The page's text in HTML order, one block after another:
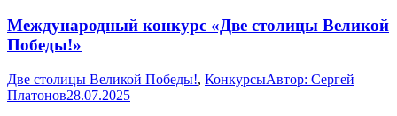
Международный конкурс «Две столицы Великой
Победы!»
Две столицы Великой Победы!, КонкурсыАвтор: Сергей
Платонов28.07.2025